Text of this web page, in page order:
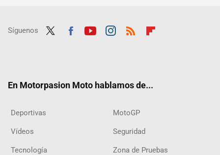
Síguenos
En Motorpasion Moto hablamos de...
Deportivas MotoGP
Vídeos Seguridad
Tecnología Zona de Pruebas